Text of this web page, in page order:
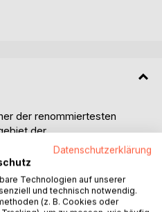
der renommiertesten
der
und Börsengänge (Mergers
Seine Freizeit
sowie der Welt-
ist sein Ziel ganz
des Universums
Datenschutzerklärung
Technologien auf unserer
und technisch notwendig.
(z. B. Cookies oder